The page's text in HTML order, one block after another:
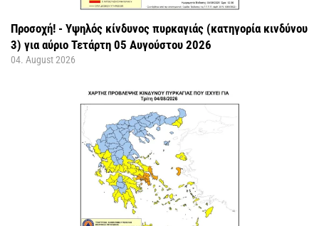
Προσοχή! - Υψηλός κίνδυνος πυρκαγιάς (κατηγορία κινδύνου
3) για αύριο Τετάρτη 05 Αυγούστου 2026
04. August 2026